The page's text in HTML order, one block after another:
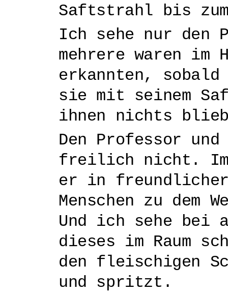
Saftstrahl bis
Ich sehe nur den
mehrere waren im
erkannten,
sie mit seinem
ihnen nichts
Den Professor
freilich nicht. Im
er in freundlicher
Menschen zu dem
Und ich sehe bei
dieses im Raum
den fleischigen
und spritzt.